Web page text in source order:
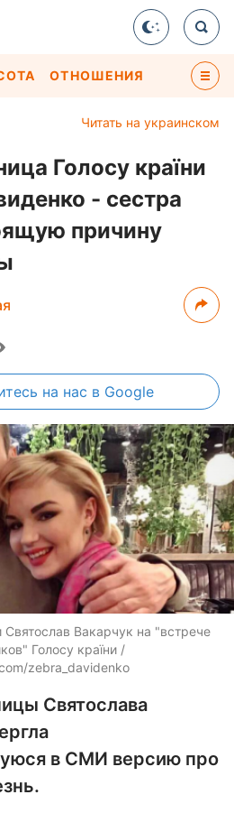
ОТНОШЕНИЯ
Читать на украинском
Голосу країни
- сестра
причину
на нас в Google
Вакарчук на "встрече
Голосу країни /
zebra_davidenko
Святослава
в СМИ версию про